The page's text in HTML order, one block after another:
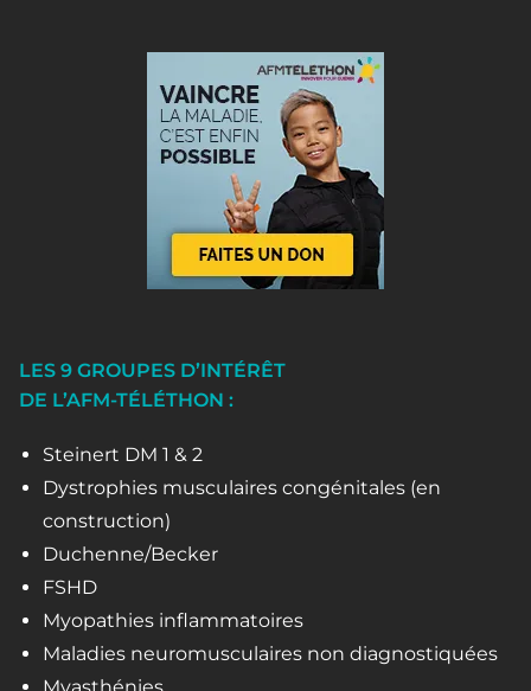
LES 9 GROUPES D’INTÉRÊT
DE L’AFM-TÉLÉTHON :
Steinert DM 1 & 2
Dystrophies musculaires congénitales (en
construction)
Duchenne/Becker
FSHD
Myopathies inflammatoires
Maladies neuromusculaires non diagnostiquées